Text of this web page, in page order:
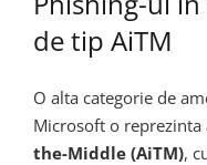
de tip AiTM
O alta categorie de
Microsoft o reprezinta
the-Middle (AiTM),